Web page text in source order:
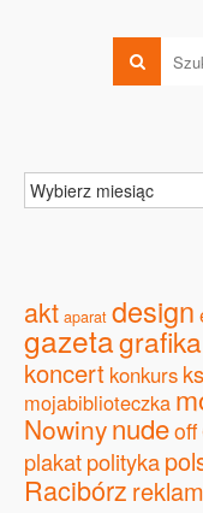
Archiwa
akt aparat design
gazetagrafika
koncert konkurs
mojabiblioteczka
Nowinynudeoff
plakatpolityka
Racibórz